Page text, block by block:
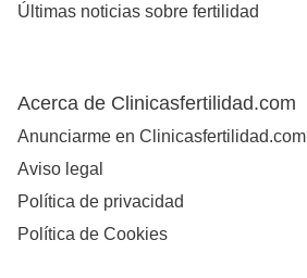
Últimas noticias sobre fertilidad
Acerca de Clinicasfertilidad.com
Anunciarme en Clinicasfertilidad.com
Aviso legal
Política de privacidad
Política de Cookies